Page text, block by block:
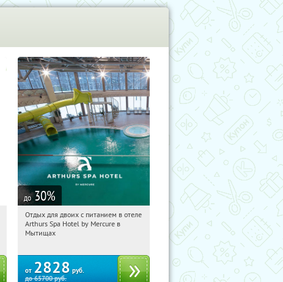
до 30%
04:39:26
Купи первым!
Московская обл., г. Мытищи, д.
Отдых для двоих с питанием в отеле
Arthurs Spa Hotel by Mercure в
Мытищах
от 2828 руб.
до65700руб.